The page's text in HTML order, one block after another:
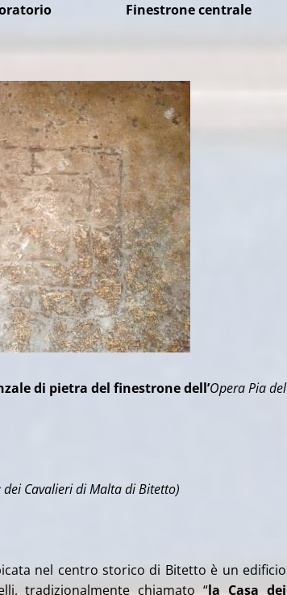
Finestrone centrale
di pietra del finestrone dell’Opera Pia del
dei Cavalieri di Malta di Bitetto)
nel centro storico di Bitetto è un edificio
tradizionalmente chiamato “la Casa dei